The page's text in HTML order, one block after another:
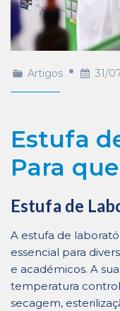
Artigos 31/
Estufa
Para
Estufa de
A estufa de
essencial para
e académicos. A
temperatura
secagem,